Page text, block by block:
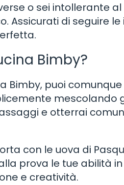
o sei intollerante
Assicurati di seguire
Bimby?
Bimby, puoi
mescolando
e otterrai
con le uova di
prova le tue abilità
e creatività.